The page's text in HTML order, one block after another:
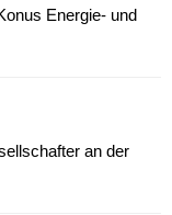
Energie- und
an der